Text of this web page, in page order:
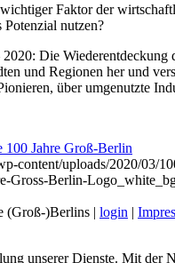
Faktor der
nutzen?
Die
und Regionen her und
über umgenutzte
100 Jahre Groß-Berlin
content/uploads/2020/03/
Gross-Berlin-
(Groß-)Berlins | login |
unserer Dienste. Mit der